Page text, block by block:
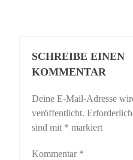
SCHREIBE EINEN
KOMMENTAR
Deine E-Mail-Adresse
veröffentlicht.
sind mit * markiert
Kommentar *